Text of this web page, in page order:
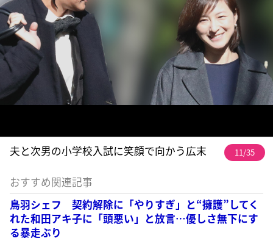
夫と次男の小学校入試に笑顔で向かう広末 11/35
おすすめ関連記事
鳥羽シェフ 契約解除に「やりすぎ」と“擁護”してく
れた和田アキ子に「頭悪い」と放言…優しさ無下にす
る暴走ぶり